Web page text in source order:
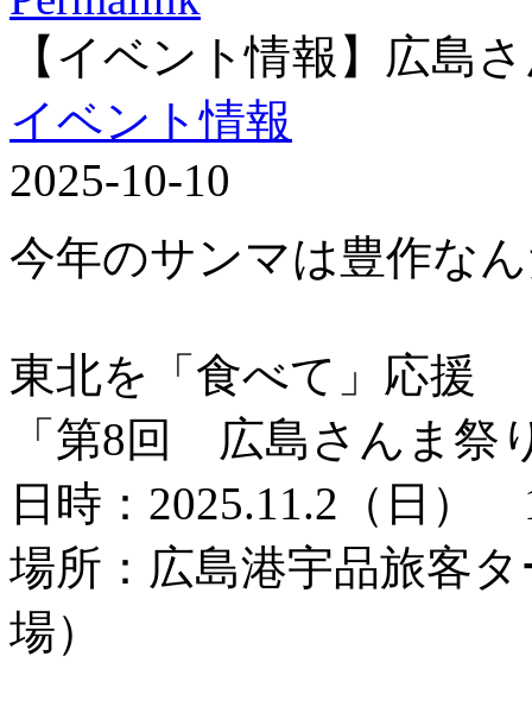
【イベント情報】広島
イベント情報
2025-10-10
今年のサンマは豊作な
東北を「食べて」応援
「第8回 広島さんま祭
日時：2025.11.2（日）
場所：広島港宇品旅客
場）